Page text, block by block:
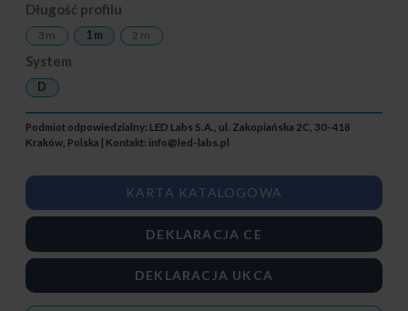
KARTA KATALOGOWA
DEKLARACJA CE
DEKLARACJA UKCA
Długość profilu
3 m 1 m 2 m
System
D
Podmiot odpowiedzialny: LED Labs S.A., ul. Zakopiańska 2C, 30-418
Kraków, Polska | Kontakt: info@led-labs.pl